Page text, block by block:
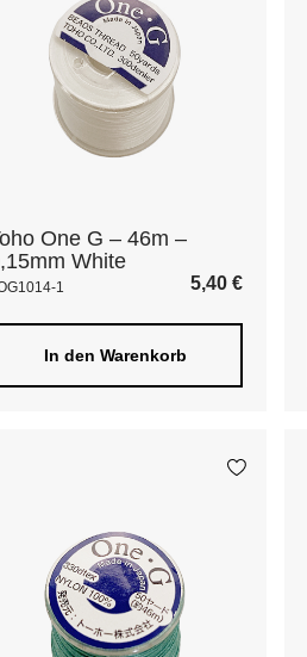
One G – 46m –
White
1 5,40 €
In den Warenkorb